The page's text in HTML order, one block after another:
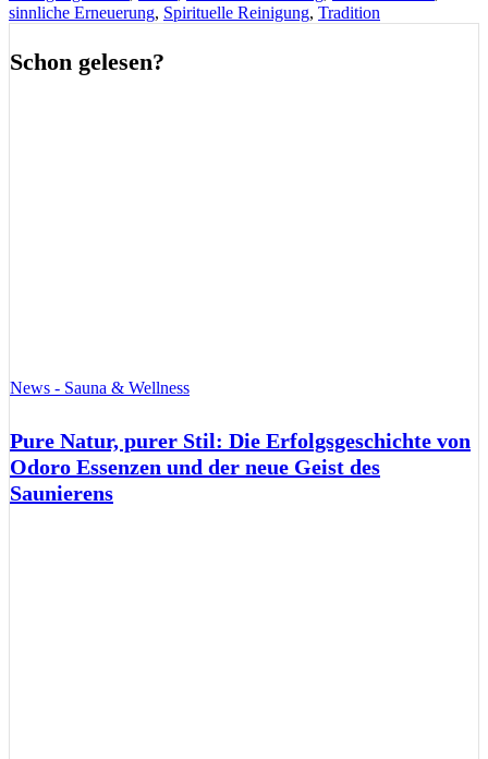
sinnliche Erneuerung, Spirituelle Reinigung, Tradition
Schon gelesen?
News - Sauna & Wellness
Pure Natur, purer Stil: Die Erfolgsgeschichte von
Odoro Essenzen und der neue Geist des
Saunierens